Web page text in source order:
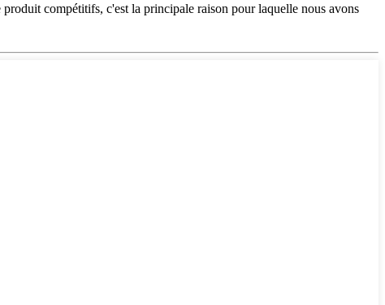
compétitifs, c'est la principale raison pour laquelle nous avons